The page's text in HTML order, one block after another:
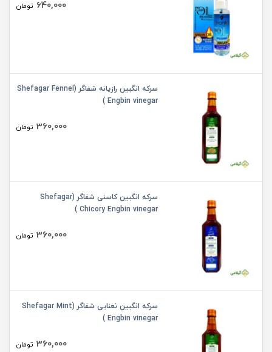
640,000 تومان
سرکه انگبین رازیانه شفاگر (Shefagar Fennel
Engbin vinegar )
360,000 تومان
سرکه انگبین کاسنی شفاگر (Shefagar
Chicory Engbin vinegar )
360,000 تومان
سرکه انگبین نعنایی شفاگر (Shefagar Mint
Engbin vinegar )
360,000 تومان